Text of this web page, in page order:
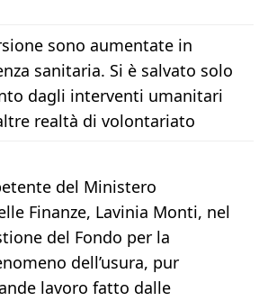
sono aumentate in
sanitaria. Si è salvato solo
dagli interventi umanitari
realtà di volontariato
del Ministero
Finanze, Lavinia Monti, nel
del Fondo per la
dell’usura, pur
lavoro fatto dalle